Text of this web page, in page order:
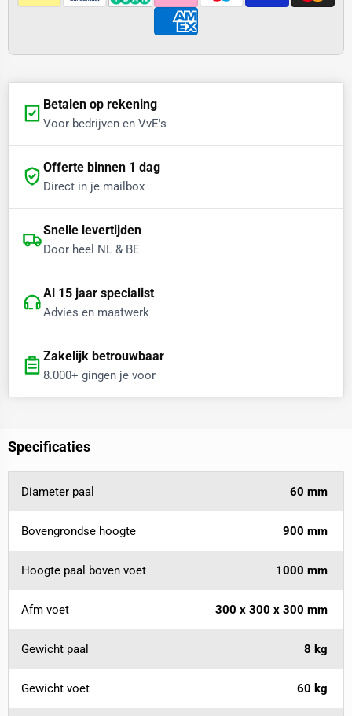
Betalen op rekening
Voor bedrijven en VvE's
Offerte binnen 1 dag
Direct in je mailbox
Snelle levertijden
Door heel NL & BE
Al 15 jaar specialist
Advies en maatwerk
Zakelijk betrouwbaar
8.000+ gingen je voor
Specificaties
Diameter paal 60 mm
Bovengrondse hoogte 900 mm
Hoogte paal boven voet 1000 mm
Afm voet 300 x 300 x 300 mm
Gewicht paal 8 kg
Gewicht voet 60 kg